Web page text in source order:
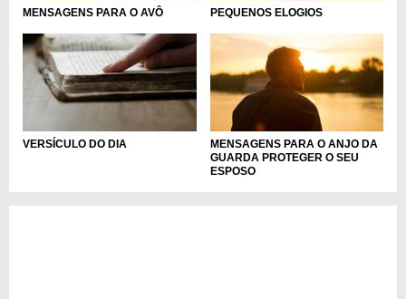
MENSAGENS PARA O AVÔ PEQUENOS ELOGIOS
VERSÍCULO DO DIA
MENSAGENS PARA O ANJO DA
GUARDA PROTEGER O SEU
ESPOSO